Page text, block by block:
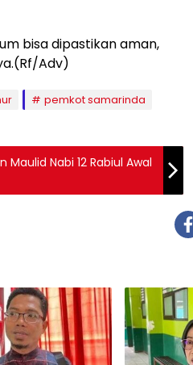
bisa dipastikan aman,
Adv)
pemkot samarinda
Maulid Nabi 12 Rabiul Awal